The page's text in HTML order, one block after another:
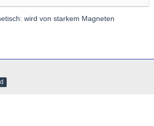
wird von starkem Magneten